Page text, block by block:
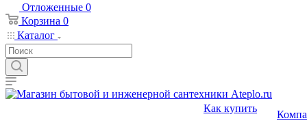
Отложенные 0
Корзина 0
Каталог
Как купить